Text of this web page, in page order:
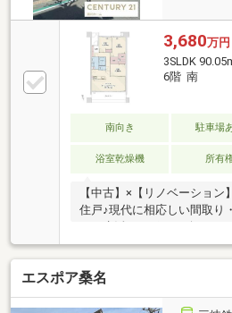
3,680万円
3SLDK
6階 南
南向き 駐車場
浴室乾燥機 所有
【中古】×【リノベーショ
住戸♪現代に相応しい間取り
れ、生活をサポート致しま
ベーションまで一貫サポー
下さい！＼＼家具や家電、
／▼お電話でのご予約、ご質
で▼TEL：0120-18-7549【通
エスポア桑名